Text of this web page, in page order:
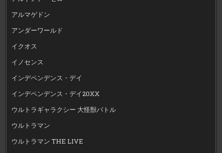
アルマゲドン
アンダーワールド
イクオス
イノセンス
インデペンデンス・デイ
インデペンデンス・デイ20XX
ウルトラギャラクシー 大怪獣バトル
ウルトラマン
ウルトラマン THE LIVE